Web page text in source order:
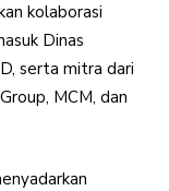
kolaborasi
Dinas
serta mitra dari
MCM, dan